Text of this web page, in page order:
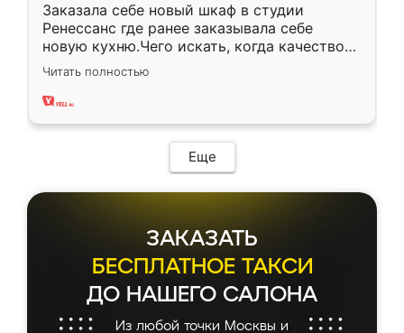
Заказала себе новый шкаф в студии
Ренессанс где ранее заказывала себе
новую кухню.Чего искать, когда качеством
вполне довольна. Служит кухня уже почти
два года, нареканий нет.
Читать полностью
Еще
ЗАКАЗАТЬ
БЕСПЛАТНОЕ ТАКСИ
ДО НАШЕГО САЛОНА
Из любой точки Москвы и